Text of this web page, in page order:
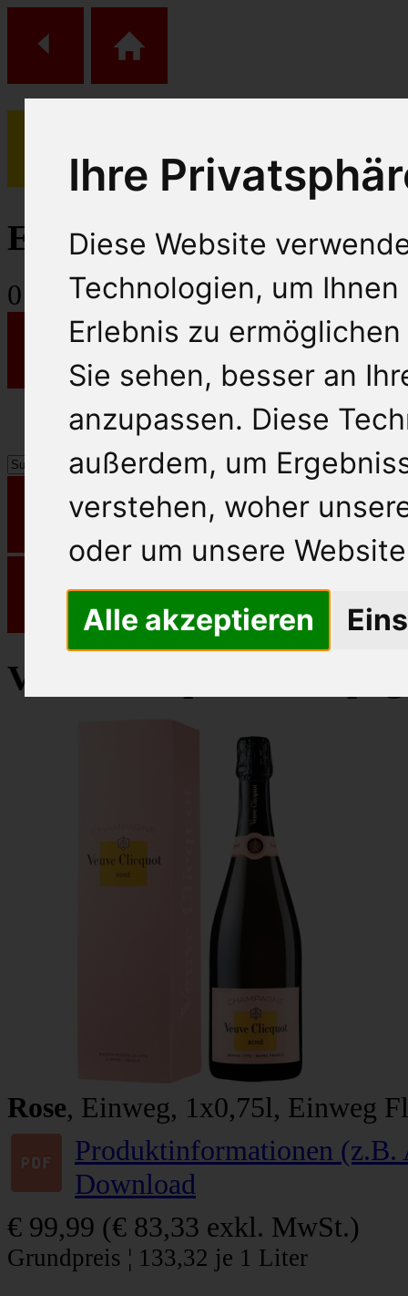
Ihre
Diese Website
Technologien, um
Erlebnis zu
Sie sehen, besser an
anzupassen. Diese
außerdem, um
verstehen, woher
oder um unsere
Alle akzeptieren
(0)
Einkaufs Wagen
0 Artikel
Veuve Clicquot
Rose, Einweg, 1x0,75l, Einweg
Produktinformationen
Download
€ 99,99 (€ 83,33 exkl. MwSt.)
Grundpreis ¦ 133,32 je 1 Liter